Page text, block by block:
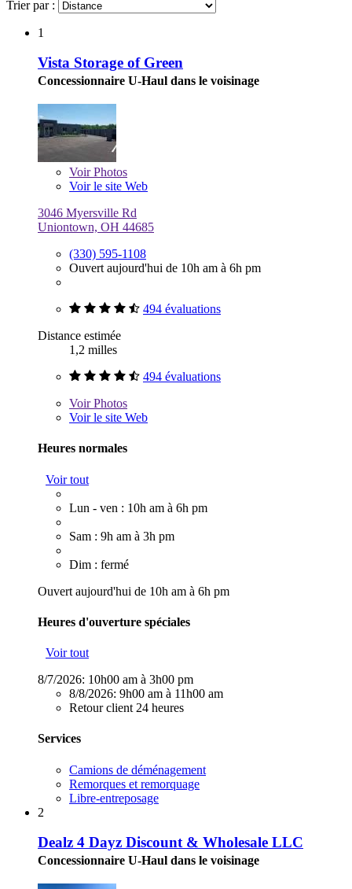
Trier par :
1
Vista Storage of Green
Concessionnaire U-Haul dans le voisinage
VoirPhotos
Voir le site Web
3046 Myersville Rd
Uniontown, OH 44685
(330) 595-1108
Ouvert aujourd'hui de 10h am à 6h pm
494 évaluations
Distance estimée
1,2 milles
494 évaluations
VoirPhotos
Voir le site Web
Heures normales
Voir tout
Lun - ven : 10h am à 6h pm
Sam : 9h am à 3h pm
Dim : fermé
Ouvert aujourd'hui de 10h am à 6h pm
Heures d'ouverture spéciales
Voir tout
8/7/2026: 10h00 am à 3h00 pm
8/8/2026: 9h00 am à 11h00 am
Retour client 24 heures
Services
Camions de déménagement
Remorques et remorquage
Libre-entreposage
2
Dealz 4 Dayz Discount & Wholesale LLC
Concessionnaire U-Haul dans le voisinage